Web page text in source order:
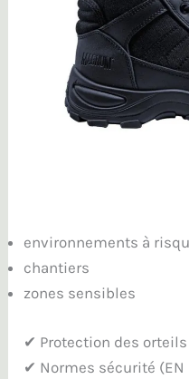
environnements à
chantiers
zones sensibles
✔ Protection des orteils
✔ Normes sécurité (EN